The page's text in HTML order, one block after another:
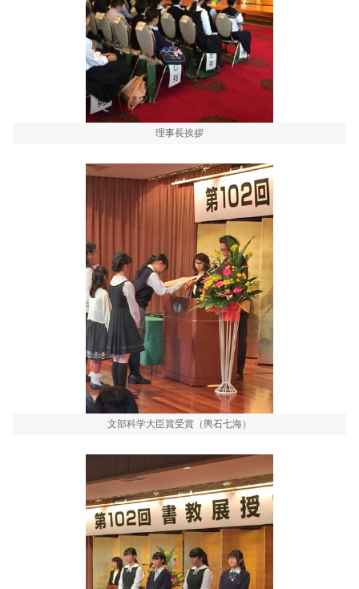
理事長挨拶
文部科学大臣賞受賞（輿石七海）